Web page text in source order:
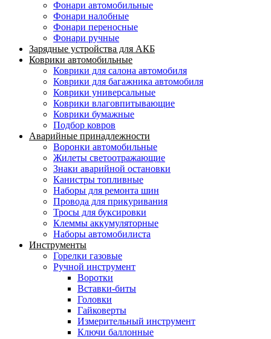
Фонари автомобильные
Фонари налобные
Фонари переносные
Фонари ручные
Зарядные устройства для АКБ
Коврики автомобильные
Коврики для салона автомобиля
Коврики для багажника автомобиля
Коврики универсальные
Коврики влаговпитывающие
Коврики бумажные
Подбор ковров
Аварийные принадлежности
Воронки автомобильные
Жилеты светоотражающие
Знаки аварийной остановки
Канистры топливные
Наборы для ремонта шин
Провода для прикуривания
Тросы для буксировки
Клеммы аккумуляторные
Наборы автомобилиста
Инструменты
Горелки газовые
Ручной инструмент
Воротки
Вставки-биты
Головки
Гайковерты
Измерительный инструмент
Ключи баллонные